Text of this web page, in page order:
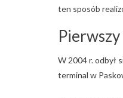
ten sposób
W 2004 r. odbył
terminal w